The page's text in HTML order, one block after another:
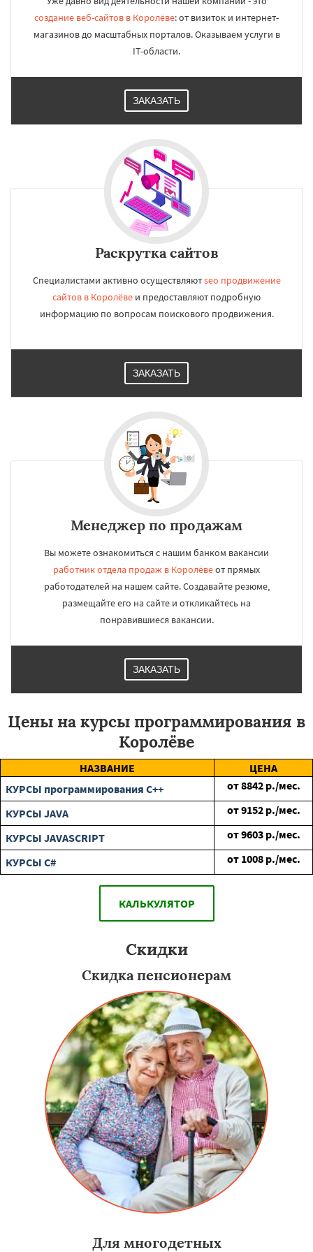
создание веб-сайтов в Королёве: от визиток и интернет-
магазинов до масштабных порталов. Оказываем услуги в
IT-области.
ЗАКАЗАТЬ
Раскрутка сайтов
Специалистами активно осуществляютseo продвижение
сайтов в Королёве и предоставляют подробную
информацию по вопросам поискового продвижения.
ЗАКАЗАТЬ
Менеджер по продажам
Вы можете ознакомиться с нашим банком вакансии
работник отдела продаж в Королёвеот прямых
работодателей на нашем сайте. Создавайте резюме,
размещайте его на сайте и откликайтесь на
понравившиеся вакансии.
ЗАКАЗАТЬ
Цены на курсы программирования в
Королёве
НАЗВАНИЕ
ЦЕНА
КУРСЫ программирования C++
от8842 р./мес.
КУРСЫ JAVA
от9152 р./мес.
КУРСЫ JAVASCRIPT
от9603 р./мес.
КУРСЫ C#
от 1008 р./мес.
КАЛЬКУЛЯТОР
Скидки
Скидка пенсионерам
Для многодетных